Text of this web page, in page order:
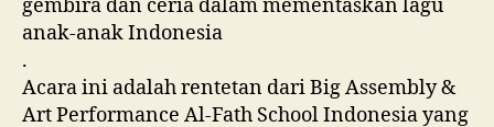
gembira dan ceria dalam mementaskan lagu
anak-anak Indonesia
.
Acara ini adalah rentetan dari Big Assembly &
Art Performance Al-Fath School Indonesia yang